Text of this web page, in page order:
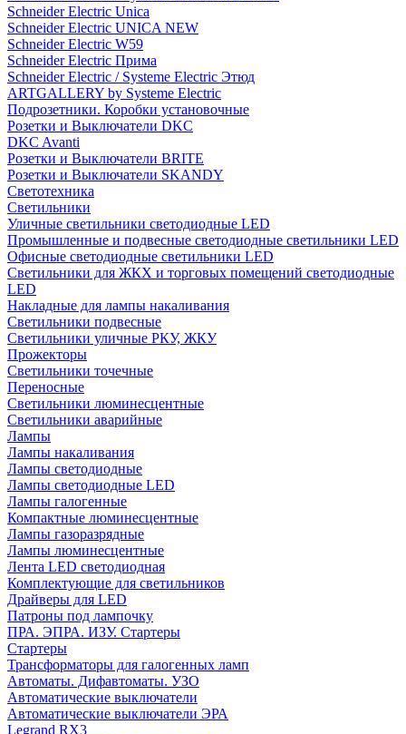
Schneider Electric Unica
Schneider Electric UNICA NEW
Schneider Electric W59
Schneider Electric Прима
Schneider Electric / Systeme Electric Этюд
ARTGALLERY by Systeme Electric
Подрозетники. Коробки установочные
Розетки и Выключатели DKC
DKC Avanti
Розетки и Выключатели BRITE
Розетки и Выключатели SKANDY
Светотехника
Светильники
Уличные светильники светодиодные LED
Промышленные и подвесные светодиодные светильники LED
Офисные светодиодные светильники LED
Светильники для ЖКХ и торговых помещений светодиодные
LED
Накладные для лампы накаливания
Светильники подвесные
Светильники уличные РКУ, ЖКУ
Прожекторы
Cветильники точечные
Переносные
Светильники люминесцентные
Светильники аварийные
Лампы
Лампы накаливания
Лампы светодиодные
Лампы светодиодные LED
Лампы галогенные
Компактные люминесцентные
Лампы газоразрядные
Лампы люминесцентные
Лента LED светодиодная
Комплектующие для светильников
Драйверы для LED
Патроны под лампочку
ПРА. ЭПРА. ИЗУ. Стартеры
Стартеры
Трансформаторы для галогенных ламп
Автоматы. Дифавтоматы. УЗО
Автоматические выключатели
Автоматические выключатели ЭРА
Legrand RX3